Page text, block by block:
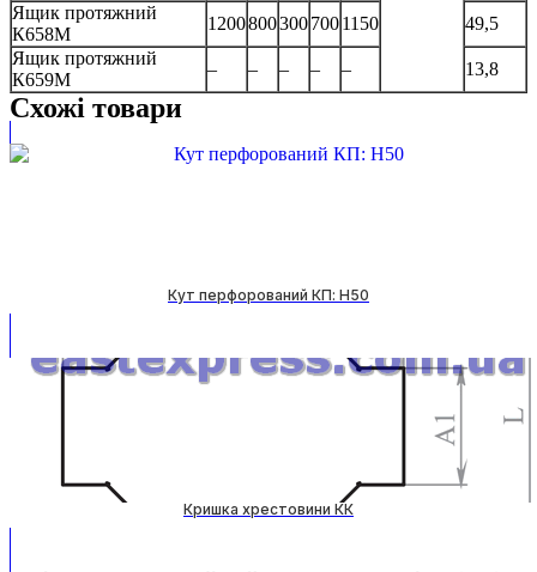
Ящик протяжний
К658М
12008003007001150
49,5
Ящик протяжний
К659М
– – – – – 13,8
Схожі товари
Кут перфорований КП: H50
Кришка хрестовини КК